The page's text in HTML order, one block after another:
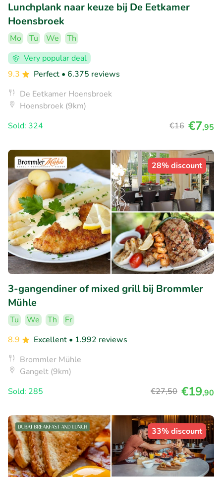
Lunchplank naar keuze bij De Eetkamer
Hoensbroek
Mo Tu We
Th
Very popular deal
9.3
Perfect • 6.375 reviews
De Eetkamer Hoensbroek
Hoensbroek (9km)
Sold: 324
€16 €7,95
28% discount
3-gangendiner of mixed grill bij Brommler
Mühle
Tu We Th
Fr
8.9
Excellent • 1.992 reviews
Brommler Mühle
Gangelt (9km)
Sold: 285
€27,50 €19,90
33% discount